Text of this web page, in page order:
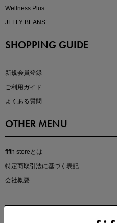
大人の着映えアイテム5選
マストバイアイテム
Wellness Plus
JELLY BEANS
SHOPPING GUIDE
新規会員登録
ご利用ガイド
よくある質問
OTHER MENU
fifth storeとは
特定商取引法に基づく表記
会社概要